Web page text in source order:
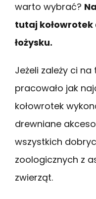
warto wybrać?
tutaj
łożysku.
Jeżeli zależy ci na
pracowało jak
kołowrotek
drewniane
wszystkich
zoologicznych z
zwierząt.